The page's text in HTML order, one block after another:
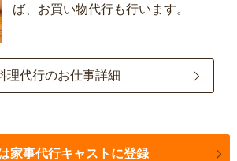
ば、お買い物代行も行います。
理代行のお仕事詳細
家事代行キャストに登録